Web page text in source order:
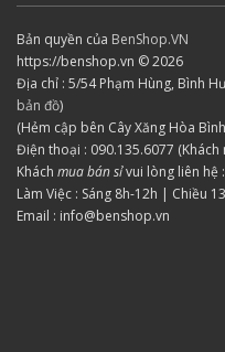
Bản quyền của BenShop.VN
https://benshop.vn © 2026
Địa chỉ : 5/54 Phạm Hùng, Bình
bản đồ)
(Hẻm cập bên Cây Xăng Hòa
Điện thoại : 090.135.6077 (Khách
Khách mua bán sỉvui lòng liên hệ
Làm Việc : Sáng 8h-12h | Chiều
Email : info@benshop.vn